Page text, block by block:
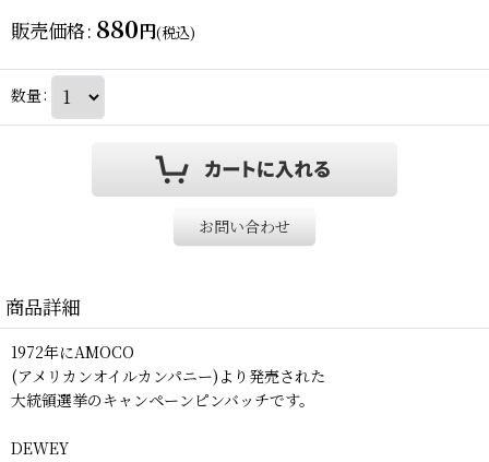
販売価格: 880円(税込)
数量:
お問い合わせ
商品詳細
1972年にAMOCO
(アメリカンオイルカンパニー)より発売された
大統領選挙のキャンペーンピンバッチです。
DEWEY